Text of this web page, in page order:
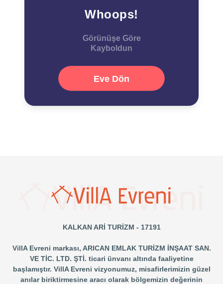
Whoops!
Görünüşe Göre
Kayboldun
Eve Dön
KALKAN ARİ TURİZM - 17191
VillA Evreni markası, ARICAN EMLAK TURİZM İNŞAAT SAN.
VE TİC. LTD. ŞTİ. ticari ünvanı altında faaliyetine
başlamıştır. VillA Evreni vizyonumuz, misafirlerimizin güzel
anılar biriktirmesine aracı olarak bölgemizin değerinin